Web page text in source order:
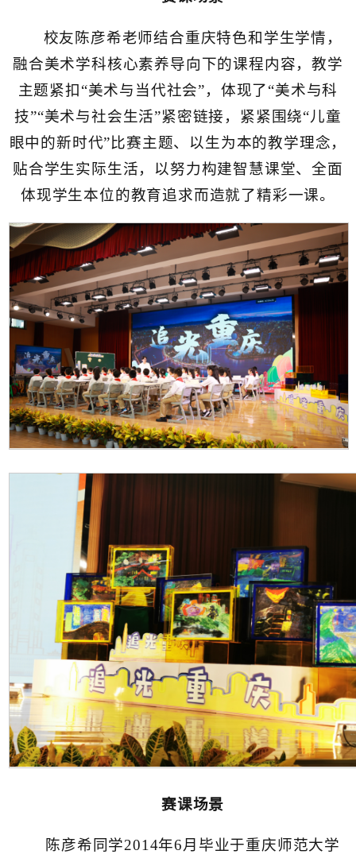
校友陈彦希老师结合重庆特色和学生学情，
融合美术学科核心素养导向下的课程内容，教学
主题紧扣“美术与当代社会”，体现了“美术与科
技”“美术与社会生活”紧密链接，紧紧围绕“儿童
眼中的新时代”比赛主题、以生为本的教学理念，
贴合学生实际生活，以努力构建智慧课堂、全面
体现学生本位的教育追求而造就了精彩一课。
赛课场景
陈彦希同学2014年6月毕业于重庆师范大学